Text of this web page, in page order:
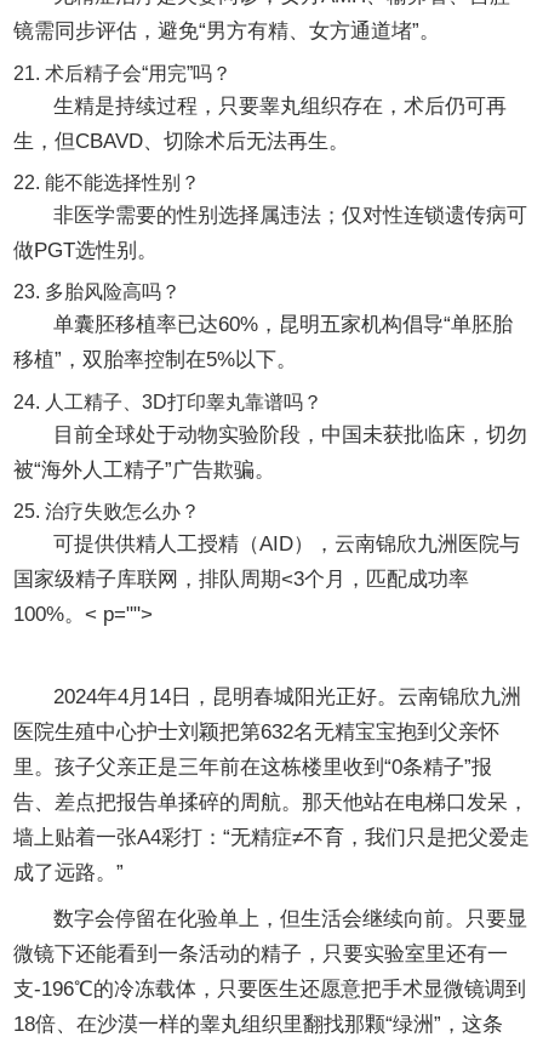
镜需同步评估，避免“男方有精、女方通道堵”。
21. 术后精子会“用完”吗？
生精是持续过程，只要睾丸组织存在，术后仍可再
生，但CBAVD、切除术后无法再生。
22. 能不能选择性别？
非医学需要的性别选择属违法；仅对性连锁遗传病可
做PGT选性别。
23. 多胎风险高吗？
单囊胚移植率已达60%，昆明五家机构倡导“单胚胎
移植”，双胎率控制在5%以下。
24. 人工精子、3D打印睾丸靠谱吗？
目前全球处于动物实验阶段，中国未获批临床，切勿
被“海外人工精子”广告欺骗。
25. 治疗失败怎么办？
可提供供精人工授精（AID），云南锦欣九洲医院与
国家级精子库联网，排队周期<3个月，匹配成功率
100%。< p="">
2024年4月14日，昆明春城阳光正好。云南锦欣九洲
医院生殖中心护士刘颖把第632名无精宝宝抱到父亲怀
里。孩子父亲正是三年前在这栋楼里收到“0条精子”报
告、差点把报告单揉碎的周航。那天他站在电梯口发呆，
墙上贴着一张A4彩打：“无精症≠不育，我们只是把父爱走
成了远路。”
数字会停留在化验单上，但生活会继续向前。只要显
微镜下还能看到一条活动的精子，只要实验室里还有一
支-196℃的冷冻载体，只要医生还愿意把手术显微镜调到
18倍、在沙漠一样的睾丸组织里翻找那颗“绿洲”，这条